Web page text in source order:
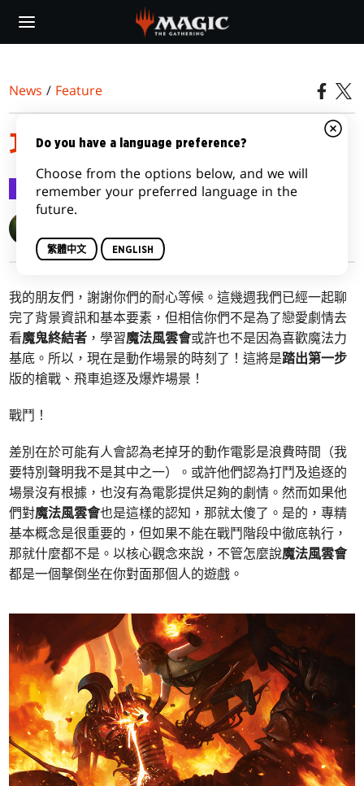
main
News / Feature
攻擊與阻擋
Feature 2015-07-27
我的朋友們，謝謝你們的耐心等候。這幾週我們已經一起聊
完了背景資訊和基本要素，但相信你們不是為了戀愛劇情去
看魔鬼終結者 ，學習魔法風雲會或許也不是因為喜歡魔法力
基底。所以，現在是動作場景的時刻了！這將是踏出第一步
版的槍戰、飛車追逐及爆炸場景！
戰鬥！
差別在於可能有人會認為老掉牙的動作電影是浪費時間（我
要特別聲明我不是其中之一）。或許他們認為打鬥及追逐的
場景沒有根據，也沒有為電影提供足夠的劇情。然而如果他
們對魔法風雲會也是這樣的認知，那就太傻了。是的，專精
基本概念是很重要的，但如果不能在戰鬥階段中徹底執行，
那就什麼都不是。以核心觀念來說，不管怎麼說魔法風雲會
都是一個擊倒坐在你對面那個人的遊戲。
Do you have a language preference?
Choose from the options below, and we will
remember your preferred language in the
future.
繁體中文 ENGLISH